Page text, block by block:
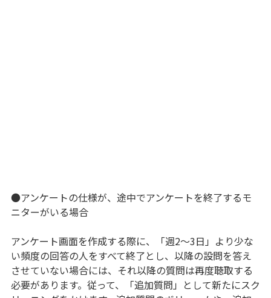
●アンケートの仕様が、途中でアンケートを終了するモ
ニターがいる場合
アンケート画面を作成する際に、「週2～3日」より少な
い頻度の回答の人をすべて終了とし、以降の設問を答え
させていない場合には、それ以降の質問は再度聴取する
必要があります。従って、「追加質問」として新たにスク